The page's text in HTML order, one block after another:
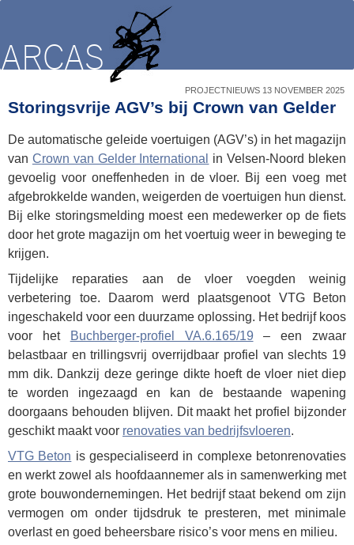
PROJECTNIEUWS 13 NOVEMBER 2025
Storingsvrije AGV’s bij Crown van Gelder
De automatische geleide voertuigen (AGV’s) in het magazijn
van Crown van Gelder International
in Velsen-Noord bleken
gevoelig voor oneffenheden in de vloer. Bij een voeg met
afgebrokkelde wanden, weigerden de voertuigen hun dienst.
Bij elke storingsmelding moest een medewerker op de fiets
door het grote magazijn om het voertuig weer in beweging te
krijgen.
Tijdelijke reparaties aan de vloer voegden weinig
verbetering toe. Daarom werd plaatsgenoot VTG Beton
ingeschakeld voor een duurzame oplossing. Het bedrijf koos
voor het
Buchberger-profiel VA.6.165/19 – een zwaar
belastbaar en trillingsvrij overrijdbaar profiel van slechts 19
mm dik. Dankzij deze geringe dikte hoeft de vloer niet diep
te worden ingezaagd en kan de bestaande wapening
doorgaans behouden blijven. Dit maakt het profiel bijzonder
geschikt maakt voor renovaties van bedrijfsvloeren.
VTG Beton is gespecialiseerd in complexe betonrenovaties
en werkt zowel als hoofdaannemer als in samenwerking met
grote bouwondernemingen. Het bedrijf staat bekend om zijn
vermogen om onder tijdsdruk te presteren, met minimale
overlast en goed beheersbare risico’s voor mens en milieu.